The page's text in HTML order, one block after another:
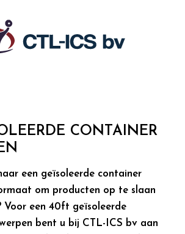
CONTAINER
een geïsoleerde container
om producten op te slaan
Voor een 40ft geïsoleerde
bent u bij CTL-ICS bv aan